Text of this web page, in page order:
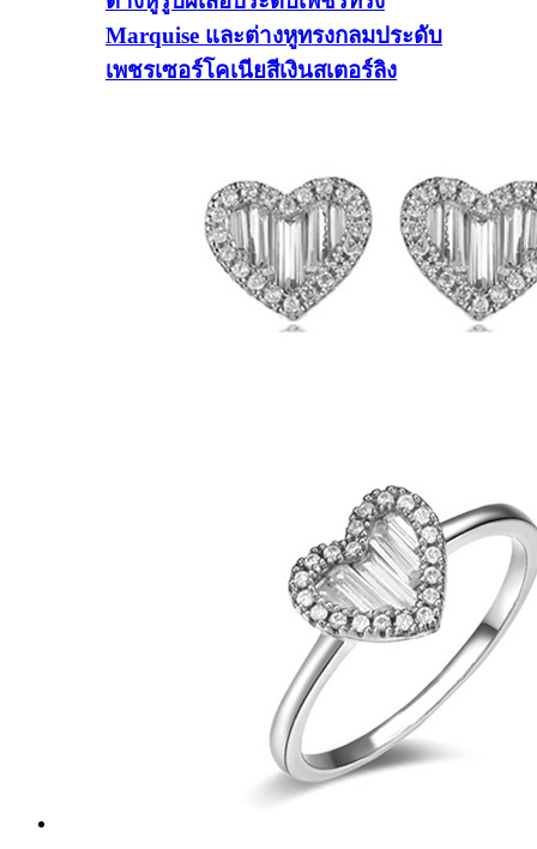
Marquise และต่างหูทรงกลมประดับ
เพชรเซอร์โคเนียสีเงินสเตอร์ลิง